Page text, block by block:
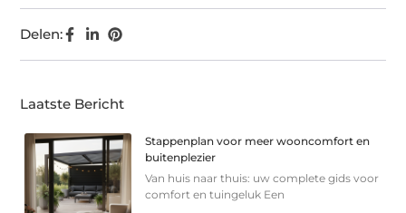
Delen:
Laatste Bericht
Stappenplan voor meer wooncomfort en
buitenplezier
Van huis naar thuis: uw complete gids voor
comfort en tuingeluk Een